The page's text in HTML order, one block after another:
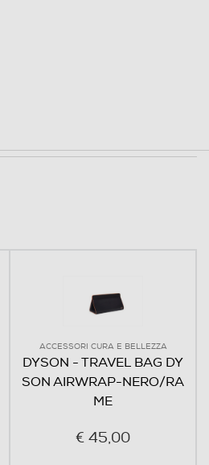
ACCESSORI CURA E BELLEZZA
DYSON - TRAVEL BAG DY
SON AIRWRAP-NERO/RA
ME
€ 45,00